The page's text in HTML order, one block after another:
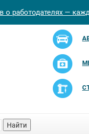
о работодателях —
Найти